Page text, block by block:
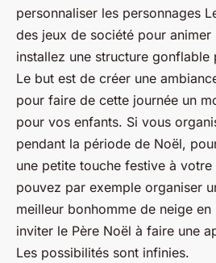
personnaliser les personnages
des jeux de société pour animer
installez une structure
Le but est de créer une
pour faire de cette journée un
pour vos enfants. Si vous
pendant la période de Noël,
une petite touche festive à votre
pouvez par exemple organiser
meilleur bonhomme de neige en
inviter le Père Noël à faire une
Les possibilités sont infinies.